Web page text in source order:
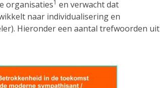
organisaties1 en verwacht dat
naar individualisering en
Hieronder een aantal trefwoorden uit